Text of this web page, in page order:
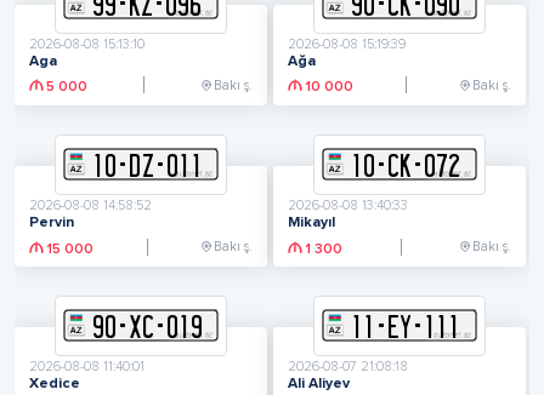
2026-08-08 15:13:10
Aga
5 000
Bakı ş.
2026-08-08 15:19:39
Ağa
10 000
Bakı ş.
10-DZ-011
2026-08-08 14:58:52
Pervin
15 000
Bakı ş.
10-CK-072
2026-08-08 13:40:33
Mikayıl
1 300
Bakı ş.
90-XC-019
2026-08-08 11:40:01
Xedice
11 - EY-111
2026-08-07 21:08:18
Ali Aliyev